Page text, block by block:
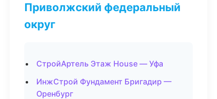
Приволжский федеральный
округ
СтройАртель Этаж House — Уфа
ИнжСтрой Фундамент Бригадир —
Оренбург